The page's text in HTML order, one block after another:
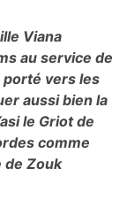
Viana
au service de
porté vers les
aussi bien la
le Griot de
comme
de Zouk